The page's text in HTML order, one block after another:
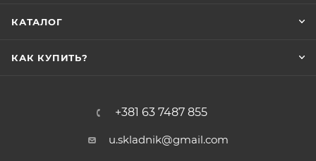
КАТАЛОГ
КАК КУПИТЬ?
+381 63 7487 855
u.skladnik@gmail.com